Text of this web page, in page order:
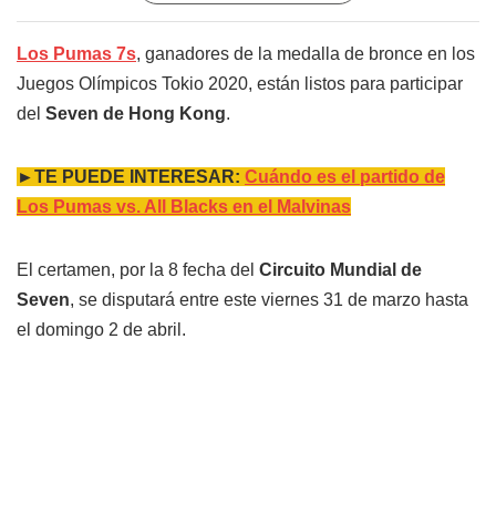
Los Pumas 7s, ganadores de la medalla de bronce en los
Juegos Olímpicos Tokio 2020, están listos para participar
del Seven de Hong Kong.
►TE PUEDE INTERESAR: Cuándo es el partido de
Los Pumas vs. All Blacks en el Malvinas
El certamen, por la 8 fecha del Circuito Mundial de
Seven, se disputará entre este viernes 31 de marzo hasta
el domingo 2 de abril.